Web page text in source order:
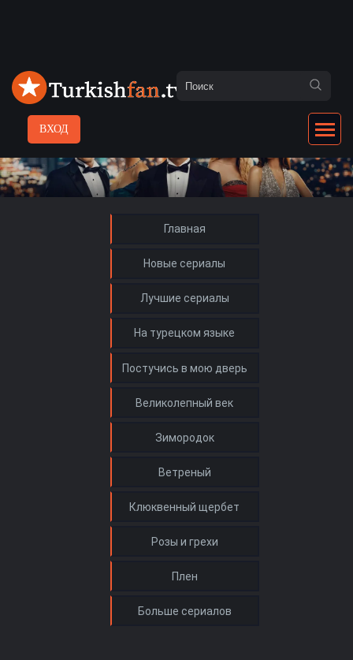
ВХОД
Главная
Новые сериалы
Лучшие сериалы
На турецком языке